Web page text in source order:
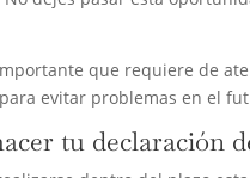
que requiere de
evitar problemas en el
tu declaración